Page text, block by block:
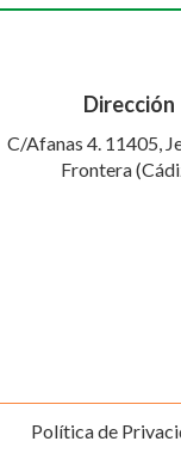
Dirección
C/Afanas 4. 11405,
Frontera
Política de